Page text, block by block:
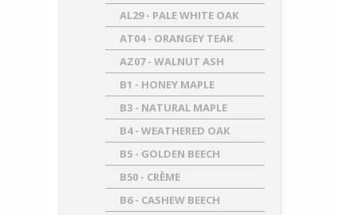
AL29 - PALE WHITE OAK
AT04 - ORANGEY TEAK
AZ07 - WALNUT ASH
B1 - HONEY MAPLE
B3 - NATURAL MAPLE
B4 - WEATHERED OAK
B5 - GOLDEN BEECH
B50 - CRÈME
B6 - CASHEW BEECH